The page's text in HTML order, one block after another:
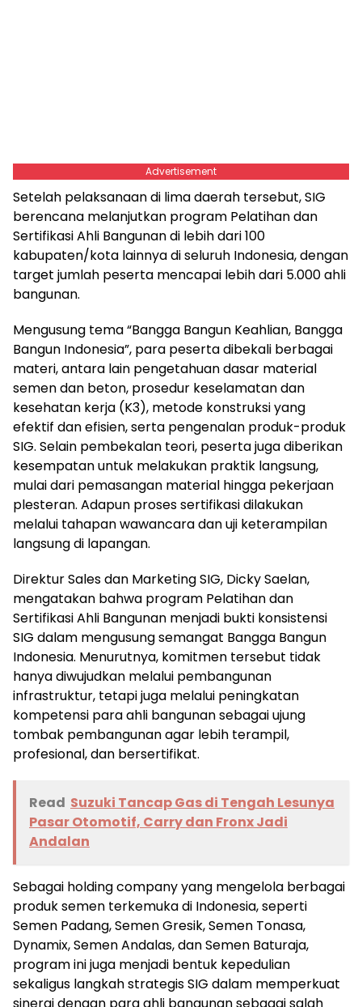
Advertisement
Setelah pelaksanaan di lima daerah tersebut, SIG
berencana melanjutkan program Pelatihan dan
Sertifikasi Ahli Bangunan di lebih dari 100
kabupaten/kota lainnya di seluruh Indonesia, dengan
target jumlah peserta mencapai lebih dari 5.000 ahli
bangunan.
Mengusung tema “Bangga Bangun Keahlian, Bangga
Bangun Indonesia”, para peserta dibekali berbagai
materi, antara lain pengetahuan dasar material
semen dan beton, prosedur keselamatan dan
kesehatan kerja (K3), metode konstruksi yang
efektif dan efisien, serta pengenalan produk-produk
SIG. Selain pembekalan teori, peserta juga diberikan
kesempatan untuk melakukan praktik langsung,
mulai dari pemasangan material hingga pekerjaan
plesteran. Adapun proses sertifikasi dilakukan
melalui tahapan wawancara dan uji keterampilan
langsung di lapangan.
Direktur Sales dan Marketing SIG, Dicky Saelan,
mengatakan bahwa program Pelatihan dan
Sertifikasi Ahli Bangunan menjadi bukti konsistensi
SIG dalam mengusung semangat Bangga Bangun
Indonesia. Menurutnya, komitmen tersebut tidak
hanya diwujudkan melalui pembangunan
infrastruktur, tetapi juga melalui peningkatan
kompetensi para ahli bangunan sebagai ujung
tombak pembangunan agar lebih terampil,
profesional, dan bersertifikat.
Read Suzuki Tancap Gas di Tengah Lesunya
Pasar Otomotif, Carry dan Fronx Jadi
Andalan
Sebagai holding company yang mengelola berbagai
produk semen terkemuka di Indonesia, seperti
Semen Padang, Semen Gresik, Semen Tonasa,
Dynamix, Semen Andalas, dan Semen Baturaja,
program ini juga menjadi bentuk kepedulian
sekaligus langkah strategis SIG dalam memperkuat
sinergi dengan para ahli bangunan sebagai salah